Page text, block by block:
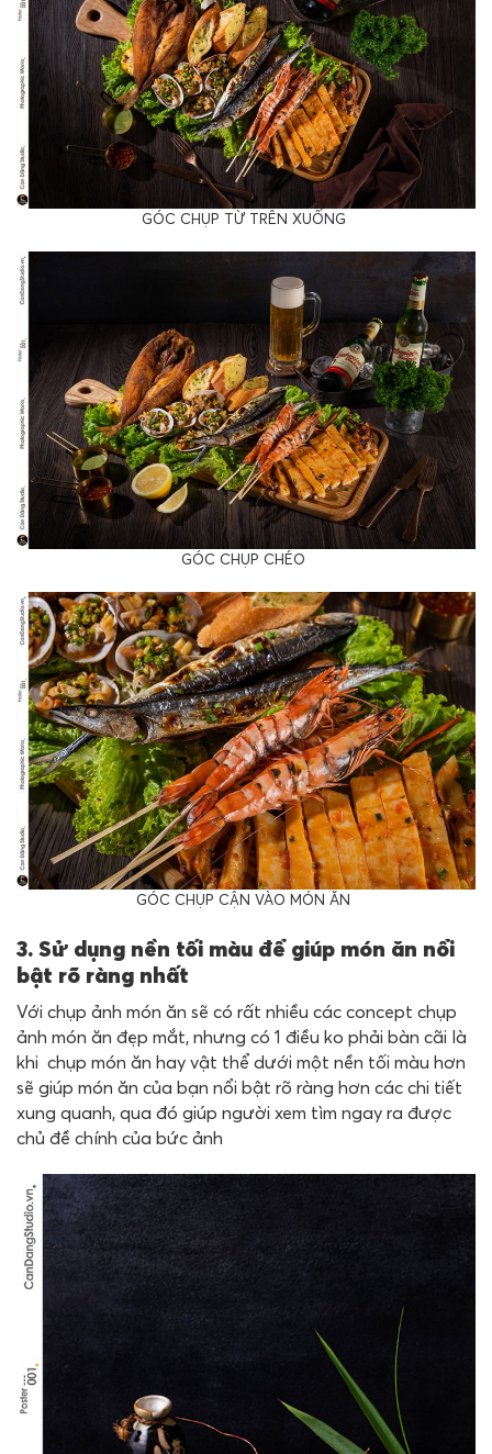
GÓC CHỤP TỪ TRÊN XUỐNG
GÓC CHỤP CHÉO
GÓC CHỤP CẬN VÀO MÓN ĂN
3. Sử dụng nền tối màu để giúp món ăn nổi
bật rõ ràng nhất
Với chụp ảnh món ăn sẽ có rất nhiều các concept chụp
ảnh món ăn đẹp mắt, nhưng có 1 điều ko phải bàn cãi là
khi chụp món ăn hay vật thể dưới một nền tối màu hơn
sẽ giúp món ăn của bạn nổi bật rõ ràng hơn các chi tiết
xung quanh, qua đó giúp người xem tìm ngay ra được
chủ đề chính của bức ảnh